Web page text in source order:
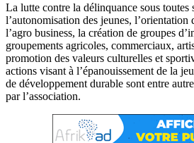
La lutte contre la délinquance sous toutes
l’autonomisation des jeunes,
l’agro business, la création de groupes
groupements agricoles, commerciaux,
promotion des valeurs culturelles et
actions visant à l’épanouissement de la
de développement durable sont entre
par l’association.